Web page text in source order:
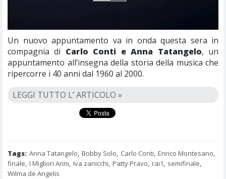
Un nuovo appuntamento va in onda questa sera in
compagnia di Carlo Conti e Anna Tatangelo, un
appuntamento all’insegna della storia della musica che
ripercorre i 40 anni dal 1960 al 2000.
LEGGI TUTTO L’ ARTICOLO »
Tags: Anna Tatangelo, Bobby Solo, Carlo Conti, Enrico Montesano,
finale, I Migliori Anni, Iva zanicchi, Patty Pravo, rai1, semifinale,
Wilma de Angelis